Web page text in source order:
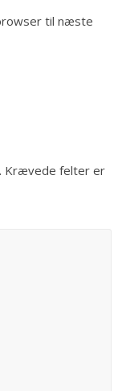
til næste
Krævede felter er